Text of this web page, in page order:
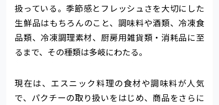
扱っている。季節感とフレッシュさを大切にした
生鮮品はもちろんのこと、調味料や酒類、冷凍食
品類、冷凍調理素材、厨房用雑貨類・消耗品に至
るまで、その種類は多岐にわたる。
現在は、エスニック料理の食材や調味料が人気
で、パクチーの取り扱いをはじめ、商品をさらに